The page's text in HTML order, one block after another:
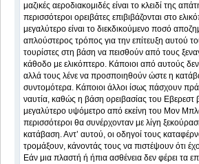
μαζικές αεροδιακομιδές είναι το κλειδί της
περισσότεροι ορειβάτες επιβιβάζονται στο
μεγαλύτερο είναι το διεκδικούμενο ποσό
απλούστερος τρόπος για την επίτευξη αυτού
τουρίστες στη βάση να πεισθούν από τους
κάθοδο με ελικόπτερο. Κάποιοι από αυτούς
αλλά τους λένε να προσποιηθούν ώστε η
συντομότερα. Κάποιοι άλλοι ίσως πάσχουν
ναυτία, καθώς η βάση ορειβασίας του Εβερεστ
μεγαλύτερο υψόμετρο από εκείνη του Μον
περισσότεροι θα συνέρχονταν με λίγη
κατάβαση. Αντ’ αυτού, οι οδηγοί τους
τρομάξουν, κάνοντάς τους να πιστέψουν ότι
Εάν μια πλαστή ή ήπια ασθένεια δεν φέρει τα